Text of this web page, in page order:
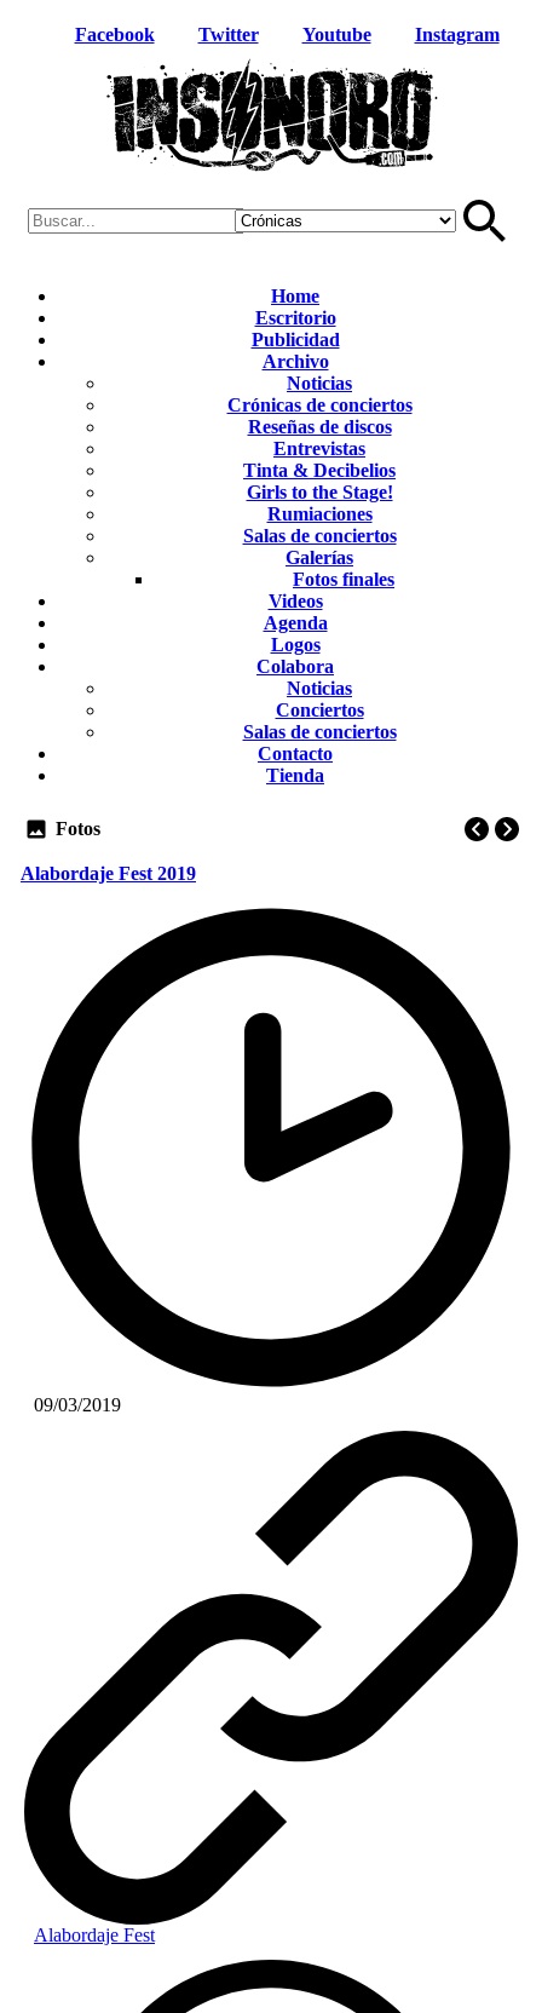
Facebook Twitter Youtube Instagram
Home
Escritorio
Publicidad
Archivo
Noticias
Crónicas de conciertos
Reseñas de discos
Entrevistas
Tinta & Decibelios
Girls to the Stage!
Rumiaciones
Salas de conciertos
Galerías
Fotos finales
Videos
Agenda
Logos
Colabora
Noticias
Conciertos
Salas de conciertos
Contacto
Tienda
Fotos
Alabordaje Fest 2019
09/03/2019
Alabordaje Fest